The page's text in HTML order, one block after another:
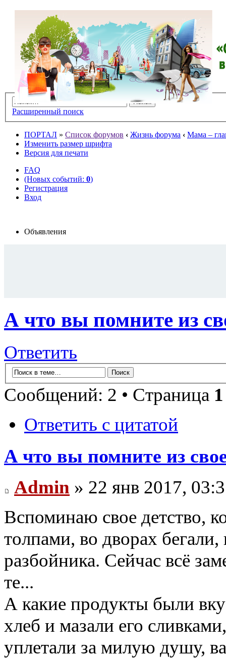
Расширенный поиск
ПОРТАЛ » Список форумов ‹ Жизнь форума ‹ Мама –
Изменить размер шрифта
Версия для печати
FAQ
(Новых событий: 0)
Регистрация
Вход
Объявления
А что вы помните из
Ответить
Сообщений: 2 • Страница 1
Ответить с цитатой
А что вы помните из
Admin » 22 янв 2017,
Вспоминаю свое детство,
толпами, во дворах бегали,
разбойника. Сейчас всё
те...
А какие продукты были
хлеб и мазали его
уплетали за милую душу,